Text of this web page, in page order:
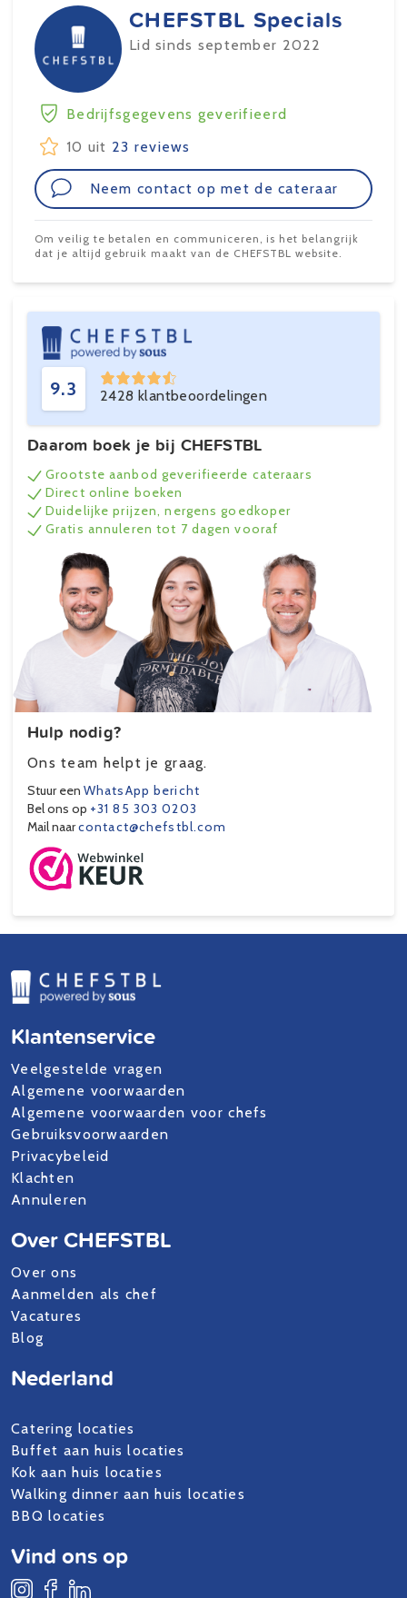
CHEFSTBL Specials
Lid sinds september 2022
Bedrijfsgegevens geverifieerd
10 uit 23 reviews
Neem contact op met de cateraar
Om veilig te betalen en communiceren, is het belangrijk
dat je altijd gebruik maakt van de CHEFSTBL website.
9.3 2428 klantbeoordelingen
Daarom boek je bij CHEFSTBL
Grootste aanbod geverifieerde cateraars
Direct online boeken
Duidelijke prijzen, nergens goedkoper
Gratis annuleren tot 7 dagen vooraf
Hulp nodig?
Ons team helpt je graag.
Stuur een WhatsApp bericht
Bel ons op +31 85 303 0203
Mail naarcontact@chefstbl.com
Klantenservice
Veelgestelde vragen
Algemene voorwaarden
Algemene voorwaarden voor chefs
Gebruiksvoorwaarden
Privacybeleid
Klachten
Annuleren
Over CHEFSTBL
Over ons
Aanmelden als chef
Vacatures
Blog
Nederland
Catering locaties
Buffet aan huis locaties
Kok aan huis locaties
Walking dinner aan huis locaties
BBQ locaties
Vind ons op